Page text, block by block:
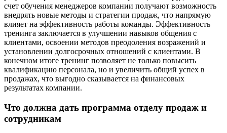
счет обучения менеджеров компании получают возможность
внедрять новые методы и стратегии продаж, что напрямую
влияет на эффективность работы команды. Эффективность
тренинга заключается в улучшении навыков общения с
клиентами, освоении методов преодоления возражений и
установлении долгосрочных отношений с клиентами. В
конечном итоге тренинг позволяет не только повысить
квалификацию персонала, но и увеличить общий успех в
продажах, что выгодно сказывается на финансовых
результатах компании.
Что должна дать программа отделу продаж и
сотрудникам